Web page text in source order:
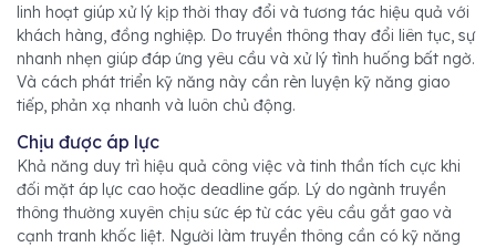
linh hoạt giúp xử lý kịp thời thay đổi và tương tác hiệu quả với
khách hàng, đồng nghiệp. Do truyền thông thay đổi liên tục, sự
nhanh nhẹn giúp đáp ứng yêu cầu và xử lý tình huống bất ngờ.
Và cách phát triển kỹ năng này cần rèn luyện kỹ năng giao
tiếp, phản xạ nhanh và luôn chủ động.
Chịu được áp lực
Khả năng duy trì hiệu quả công việc và tinh thần tích cực khi
đối mặt áp lực cao hoặc deadline gấp. Lý do ngành truyền
thông thường xuyên chịu sức ép từ các yêu cầu gắt gao và
cạnh tranh khốc liệt. Người làm truyền thông cần có kỹ năng